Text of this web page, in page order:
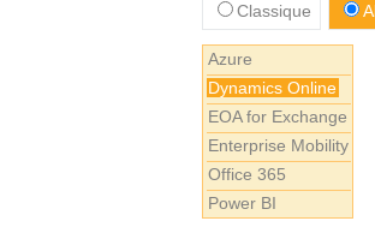
Classique
Azure
Dynamics Online
EOA for Exchange
Enterprise Mobility
Office 365
Power BI